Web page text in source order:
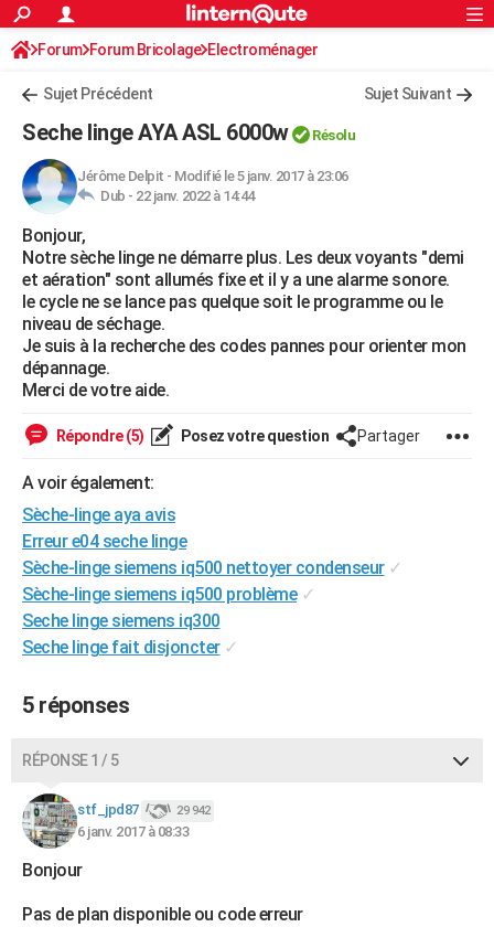
ACTUALITÉS
Politique
Société
Faits Divers
Education
Monde
Villes
+
FINANCE
Retraite
Impôts
Epargne
Immobilier
Risques naturels par ville
Banque
Assurance
Crédit
AUTO
Essais
Réserver un essai
Citadines
Berlines
SUV
Forum auto
+HIGH-TECH
Mobiles
Meilleur smartphone
Internet
Ordinateurs
Jeux vidéo
Guide high-tech
+BRICOLAGE
Forum
Aménagement intérieur
Extérieur
Cuisine
Salle de bains
Jardinage
Rangement
WEEK-END
Guides de France
Escapades
Patrimoine
Expositions
Musées
Week-end nature
+LIFESTYLE
Art de vivre
Bien-être
Loisirs
Mode
Modes de vie
SANTE
VOYAGE
Destinations
City break
Voyage nature
Voyage de noces
Forum
Climat
+PHOTO
GUIDES D'ACHAT
BONS PLANS
CARTE DE VOEUX
Carte de Noël
Carte Bonne année
Carte Saint-Valentin
Carte Pâques
Carte d'anniversaire
DICTIONNAIRE
S'inscrire
Se connecter
Lycées
Collèges
Primaires
Universités
Entreprises
Service militaire
Avis de recherche
AVIS DE DÉCÈS
FORUM
Bricolage
Lifestyle
Culture
Sport
Auto
Television
Voyage
Cinema
S'inscrire
Connexion
Forum Forum Bricolage Electroménager
Sujet Précédent Sujet Suivant
Seche linge AYA ASL 6000w Résolu
Jérôme Delpit - Modifié le 5 janv. 2017 à 23:06
Dub - 22 janv. 2022 à 14:44
Bonjour,
Notre sèche linge ne démarre plus. Les deux voyants "demi
et aération" sont allumés fixe et il y a une alarme sonore.
le cycle ne se lance pas quelque soit le programme ou le
niveau de séchage.
Je suis à la recherche des codes pannes pour orienter mon
dépannage.
Merci de votre aide.
Répondre (5) Posez votre question Partager
A voir également:
Sèche-linge aya avis
Erreur e04 seche linge
Sèche-linge siemens iq500 nettoyer condenseur ✓
Sèche-linge siemens iq500 problème ✓
Seche linge siemens iq300
Seche linge fait disjoncter ✓
5 réponses
RÉPONSE 1 / 5
stf_jpd87 29 942
6 janv. 2017 à 08:33
Bonjour
Pas de plan disponible ou code erreur